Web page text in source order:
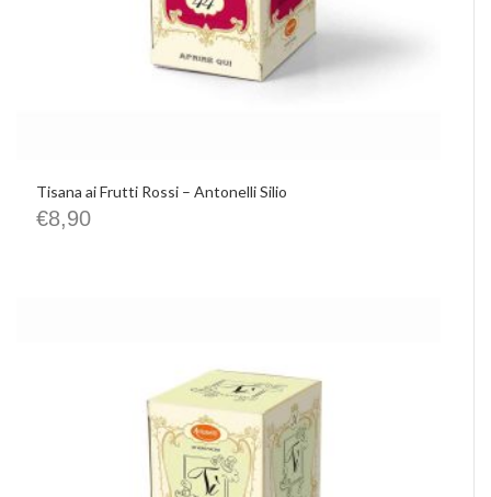
Tisana ai Frutti Rossi – Antonelli Silio
€8,90